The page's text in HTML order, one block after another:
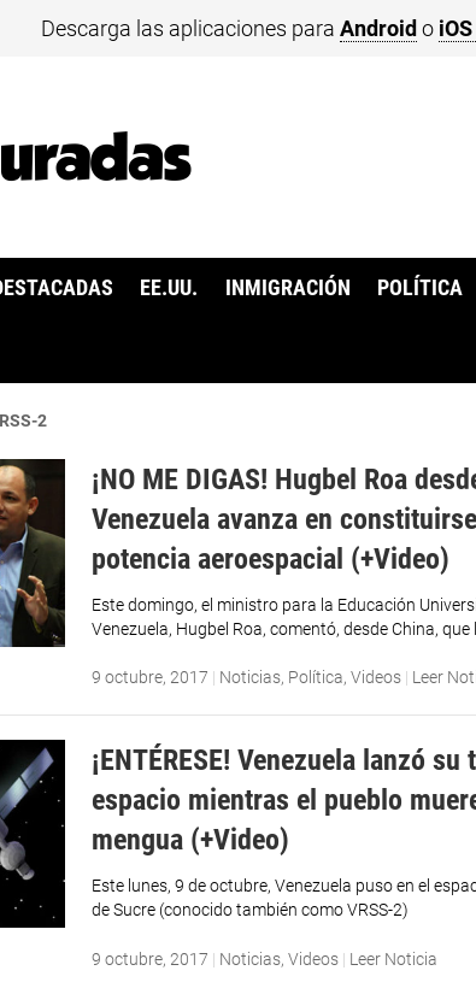
Descarga las aplicaciones para Android o
EE.UU. INMIGRACIÓN POLÍTICA
2
¡NO ME DIGAS! Hugbel Roa
Venezuela avanza en
potencia aeroespacial (+Video)
Este domingo, el ministro para la Educación
Venezuela, Hugbel Roa, comentó, desde China,
9 octubre, 2017 | Noticias, Política,Videos | Leer
¡ENTÉRESE! Venezuela lanzó
espacio mientras el pueblo
mengua (+Video)
Este lunes, 9 de octubre, Venezuela puso en el
de Sucre (conocido también como VRSS-2)
9 octubre, 2017 | Noticias,Videos | Leer Noticia